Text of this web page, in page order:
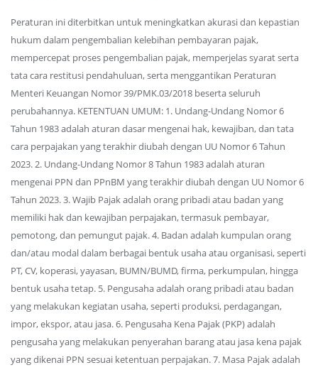
Peraturan ini diterbitkan untuk meningkatkan akurasi dan kepastian
hukum dalam pengembalian kelebihan pembayaran pajak,
mempercepat proses pengembalian pajak, memperjelas syarat serta
tata cara restitusi pendahuluan, serta menggantikan Peraturan
Menteri Keuangan Nomor 39/PMK.03/2018 beserta seluruh
perubahannya. KETENTUAN UMUM: 1. Undang-Undang Nomor 6
Tahun 1983 adalah aturan dasar mengenai hak, kewajiban, dan tata
cara perpajakan yang terakhir diubah dengan UU Nomor 6 Tahun
2023. 2. Undang-Undang Nomor 8 Tahun 1983 adalah aturan
mengenai PPN dan PPnBM yang terakhir diubah dengan UU Nomor 6
Tahun 2023. 3. Wajib Pajak adalah orang pribadi atau badan yang
memiliki hak dan kewajiban perpajakan, termasuk pembayar,
pemotong, dan pemungut pajak. 4. Badan adalah kumpulan orang
dan/atau modal dalam berbagai bentuk usaha atau organisasi, seperti
PT, CV, koperasi, yayasan, BUMN/BUMD, firma, perkumpulan, hingga
bentuk usaha tetap. 5. Pengusaha adalah orang pribadi atau badan
yang melakukan kegiatan usaha, seperti produksi, perdagangan,
impor, ekspor, atau jasa. 6. Pengusaha Kena Pajak (PKP) adalah
pengusaha yang melakukan penyerahan barang atau jasa kena pajak
yang dikenai PPN sesuai ketentuan perpajakan. 7. Masa Pajak adalah